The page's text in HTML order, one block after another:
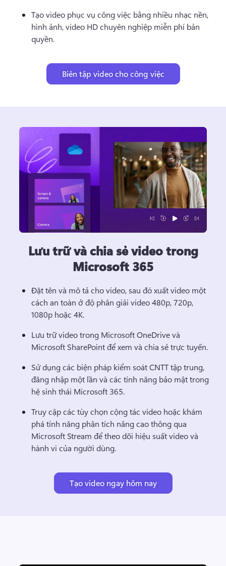
Tạo video phục vụ công việc bằng nhiều nhạc nền,
hình ảnh, video HD chuyên nghiệp miễn phí bản
quyền.
Biên tập video cho công việc
Lưu trữ và chia sẻ video trong
Microsoft 365
Đặt tên và mô tả cho video, sau đó xuất video một
cách an toàn ở độ phân giải video 480p, 720p,
1080p hoặc 4K.
Lưu trữ video trong Microsoft OneDrive và
Microsoft SharePoint để xem và chia sẻ trực tuyến.
Sử dụng các biện pháp kiểm soát CNTT tập trung,
đăng nhập một lần và các tính năng bảo mật trong
hệ sinh thái Microsoft 365.
Truy cập các tùy chọn cộng tác video hoặc khám
phá tính năng phân tích nâng cao thông qua
Microsoft Stream để theo dõi hiệu suất video và
hành vi của người dùng.
Tạo video ngay hôm nay